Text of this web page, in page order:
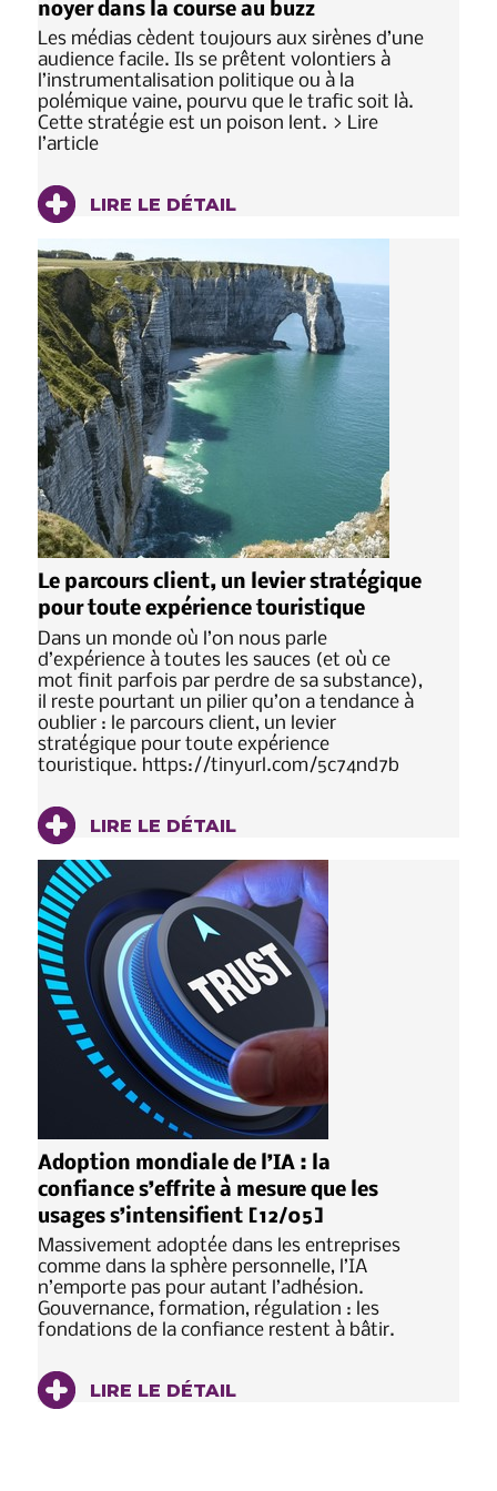
noyer dans la course au buzz
Les médias cèdent toujours aux sirènes d’une
audience facile. Ils se prêtent volontiers à
l’instrumentalisation politique ou à la
polémique vaine, pourvu que le trafic soit là.
Cette stratégie est un poison lent. > Lire
l’article
LIRE LE DÉTAIL
Le parcours client, un levier stratégique
pour toute expérience touristique
Dans un monde où l’on nous parle
d’expérience à toutes les sauces (et où ce
mot finit parfois par perdre de sa substance),
il reste pourtant un pilier qu’on a tendance à
oublier : le parcours client, un levier
stratégique pour toute expérience
touristique. https://tinyurl.com/5c74nd7b
LIRE LE DÉTAIL
Adoption mondiale de l’IA : la
confiance s’effrite à mesure que les
usages s’intensifient [12/05]
Massivement adoptée dans les entreprises
comme dans la sphère personnelle, l’IA
n’emporte pas pour autant l’adhésion.
Gouvernance, formation, régulation : les
fondations de la confiance restent à bâtir.
LIRE LE DÉTAIL